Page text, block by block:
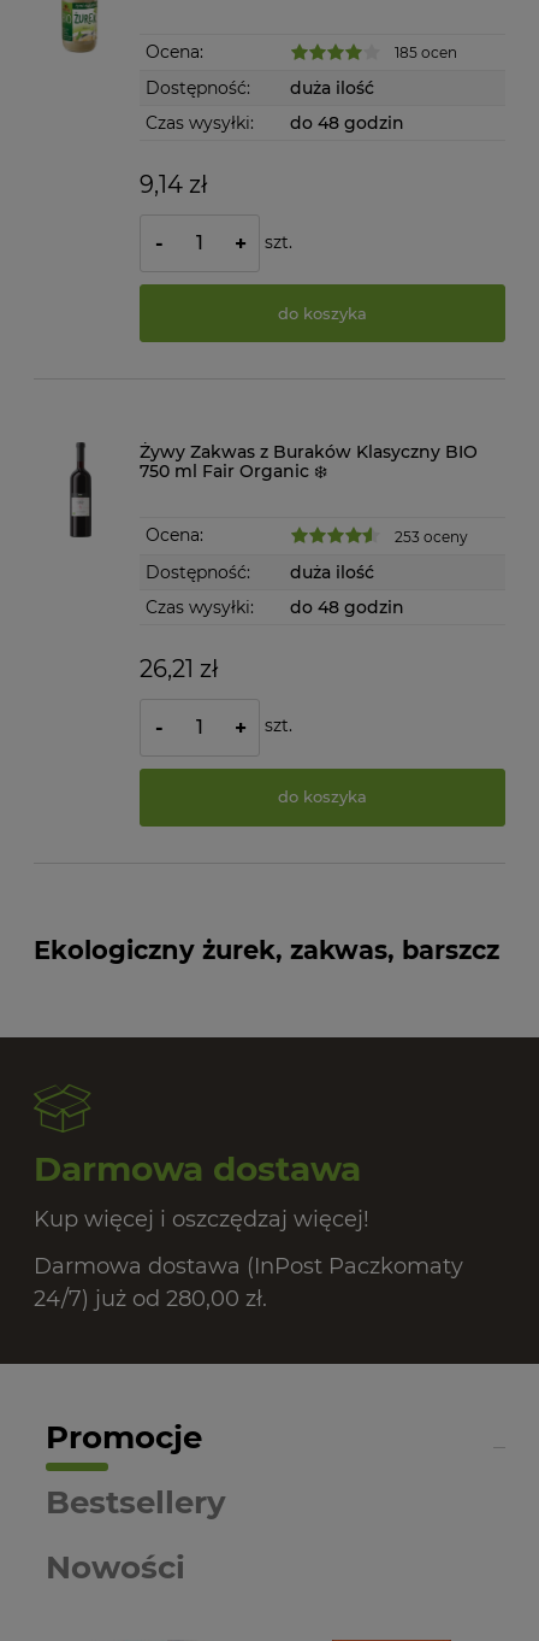
Ocena: 185 ocen
Dostępność:
duża ilość
Czas wysyłki:
do 48 godzin
9,14 zł
- + szt.
do koszyka
Żywy Zakwas z Buraków Klasyczny BIO
750 ml Fair Organic ❄️
Ocena: 253 oceny
Dostępność:
duża ilość
Czas wysyłki:
do 48 godzin
26,21 zł
- + szt.
do koszyka
Ekologiczny żurek, zakwas, barszcz
Darmowa dostawa
Kup więcej i oszczędzaj więcej!
Darmowa dostawa (InPost Paczkomaty
24/7) już od 280,00 zł.
Promocje
Nowości
Bestsellery